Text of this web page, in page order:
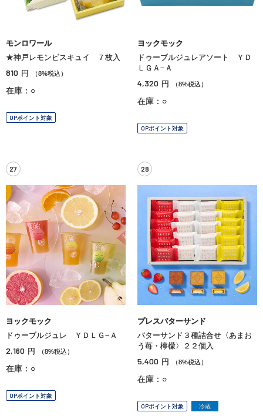
モンロワール
★神戸レモンビスキュイ ７枚入
810 円 （8%税込）
在庫：○
OPポイント対象
ヨックモック
ドゥーブルジュレアソート ＹＤ
ＬＧＡ−Ａ
4,320 円 （8%税込）
在庫：○
OPポイント対象
27
ヨックモック
ドゥーブルジュレ ＹＤＬＧ−Ａ
2,160 円 （8%税込）
在庫：○
OPポイント対象
28
プレスバターサンド
バターサンド３種詰合せ〈あまお
う苺・檸檬〉２２個入
5,400 円 （8%税込）
在庫：○
OPポイント対象 冷蔵